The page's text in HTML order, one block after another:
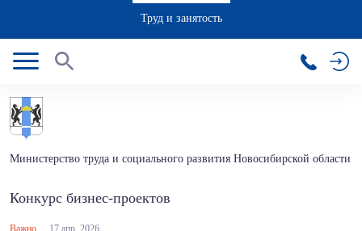
Труд и занятость
Министерство труда и социального развития Новосибирской области
Конкурс бизнес-проектов
Важно 17 апр. 2026